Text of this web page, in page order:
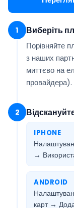
1 Виберіть
Порівняйте
з наших
миттєво на
провайдера).
2
IPHONE
→
ANDROID
карт →